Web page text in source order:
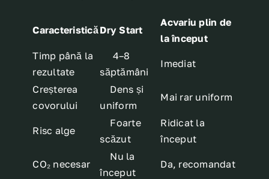
CaracteristicăDry Start
Acvariu plin de
la început
Timp până la
rezultate
4–8
săptămâni
Imediat
Creșterea
covorului
Dens și
uniform
Mai rar uniform
Risc alge
Foarte
scăzut
Ridicat la
început
CO₂ necesar
Nu la
început
Da, recomandat